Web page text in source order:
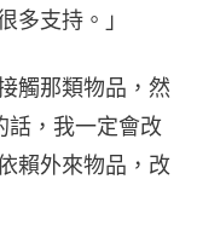
多支持。」
觸那類物品，然
話，我一定會改
賴外來物品，改